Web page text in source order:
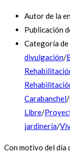
Autor de la
Publicación
Categoría de
divulgación/
Carabanchel/
Libre/
jardinería/
Con motivo del día